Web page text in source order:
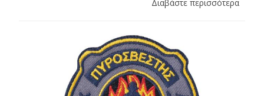
Διαβάστε περισσότερα